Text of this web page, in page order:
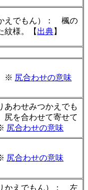
えでもん）： 楓の
紋様。【 出典】
※ 尻合わせの意味
わせみつかえでも
を合わせて寄せて
尻合わせの意味
尻合わせの意味
かえでもん）： 左